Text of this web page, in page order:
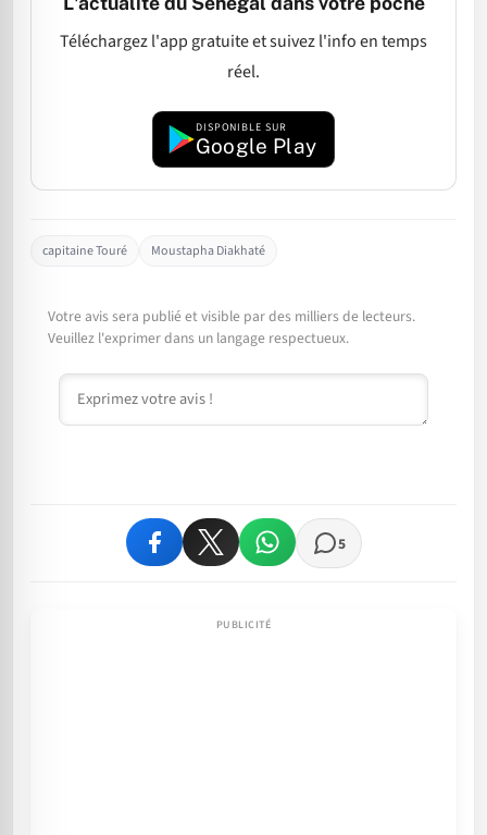
Téléchargez l'app gratuite et suivez l'info en temps
réel.
DISPONIBLE SUR
Google Play
capitaine Touré Moustapha Diakhaté
Votre avis sera publié et visible par des milliers de lecteurs.
Veuillez l'exprimer dans un langage respectueux.
Commentaire
5